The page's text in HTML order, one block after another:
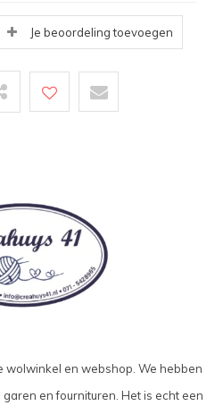
Je beoordeling toevoegen
wolwinkel en webshop. We hebben
en fournituren. Het is echt een